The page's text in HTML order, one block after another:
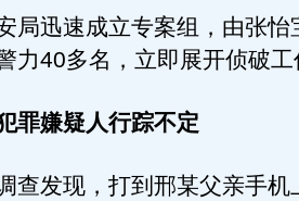
迅速成立专案组，由张怡
力40多名，立即展开侦破工
罪嫌疑人行踪不定
发现，打到邢某父亲手机